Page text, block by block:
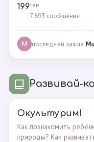
199тем
7 693 сообщения
M последней зашла
Развивай-ка
Окультурим!
Как познакомить
природы? Как